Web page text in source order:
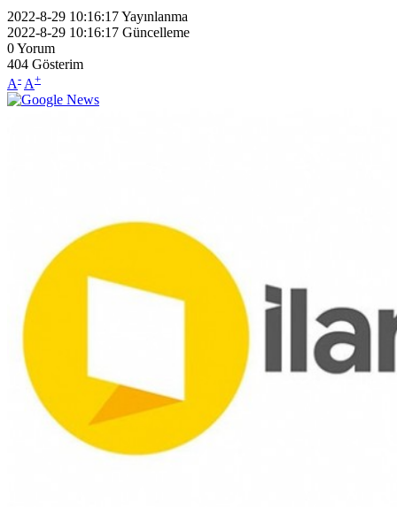
2022-8-29 10:16:17Yayınlanma
2022-8-29 10:16:17 Güncelleme
0Yorum
404 Gösterim
A- A+